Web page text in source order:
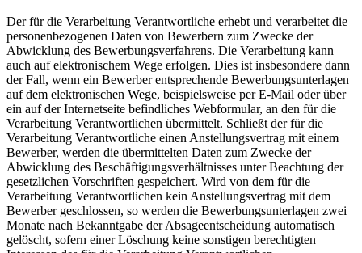
Der für die Verarbeitung Verantwortliche erhebt und verarbeitet die
personenbezogenen Daten von Bewerbern zum Zwecke der
Abwicklung des Bewerbungsverfahrens. Die Verarbeitung kann
auch auf elektronischem Wege erfolgen. Dies ist insbesondere dann
der Fall, wenn ein Bewerber entsprechende Bewerbungsunterlagen
auf dem elektronischen Wege, beispielsweise per E-Mail oder über
ein auf der Internetseite befindliches Webformular, an den für die
Verarbeitung Verantwortlichen übermittelt. Schließt der für die
Verarbeitung Verantwortliche einen Anstellungsvertrag mit einem
Bewerber, werden die übermittelten Daten zum Zwecke der
Abwicklung des Beschäftigungsverhältnisses unter Beachtung der
gesetzlichen Vorschriften gespeichert. Wird von dem für die
Verarbeitung Verantwortlichen kein Anstellungsvertrag mit dem
Bewerber geschlossen, so werden die Bewerbungsunterlagen zwei
Monate nach Bekanntgabe der Absageentscheidung automatisch
gelöscht, sofern einer Löschung keine sonstigen berechtigten